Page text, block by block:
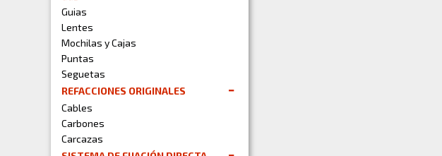
Guias
Lentes
Mochilas y Cajas
Puntas
Seguetas
REFACCIONES ORIGINALES
Cables
Carbones
Carcazas